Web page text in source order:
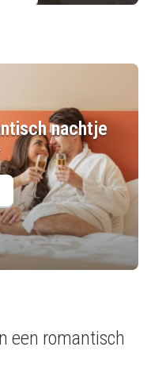
nachtje
een romantisch